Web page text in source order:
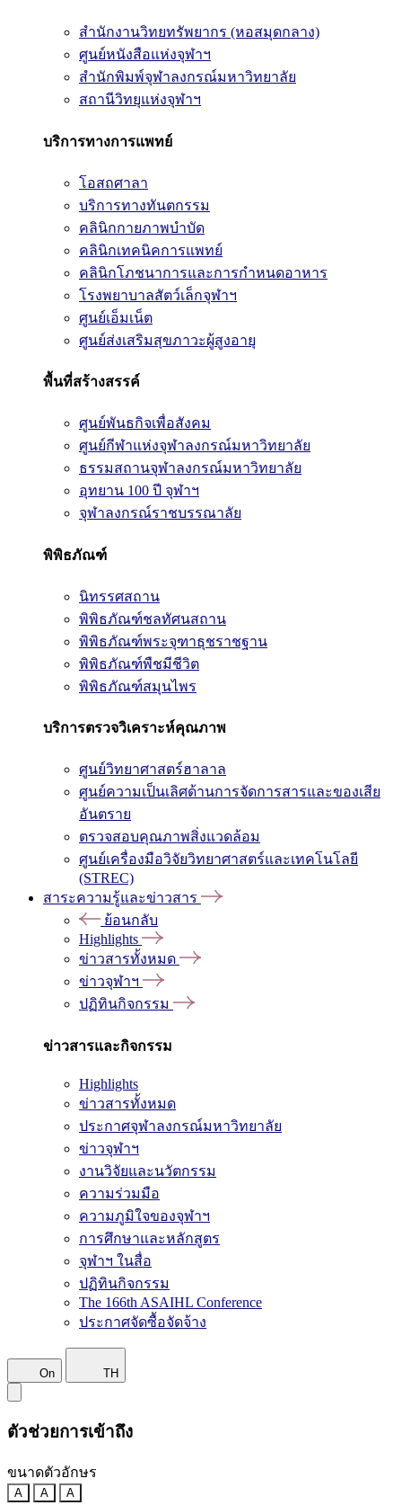
สำนักงานวิทยทรัพยากร (หอสมุดกลาง)
ศูนย์หนังสือแห่งจุฬาฯ
สำนักพิมพ์จุฬาลงกรณ์มหาวิทยาลัย
สถานีวิทยุแห่งจุฬาฯ
บริการทางการแพทย์
โอสถศาลา
บริการทางทันตกรรม
คลินิกกายภาพบำบัด
คลินิกเทคนิคการแพทย์
คลินิกโภชนาการและการกำหนดอาหาร
โรงพยาบาลสัตว์เล็กจุฬาฯ
ศูนย์เอ็มเน็ต
ศูนย์ส่งเสริมสุขภาวะผู้สูงอายุ
พื้นที่สร้างสรรค์
ศูนย์พันธกิจเพื่อสังคม
ศูนย์กีฬาแห่งจุฬาลงกรณ์มหาวิทยาลัย
ธรรมสถานจุฬาลงกรณ์มหาวิทยาลัย
อุทยาน 100 ปี จุฬาฯ
จุฬาลงกรณ์ราชบรรณาลัย
พิพิธภัณฑ์
นิทรรศสถาน
พิพิธภัณฑ์ชลทัศนสถาน
พิพิธภัณฑ์พระจุฑาธุชราชฐาน
พิพิธภัณฑ์พืชมีชีวิต
พิพิธภัณฑ์สมุนไพร
บริการตรวจวิเคราะห์คุณภาพ
ศูนย์วิทยาศาสตร์ฮาลาล
ศูนย์ความเป็นเลิศด้านการจัดการสารและของเสีย
อันตราย
ตรวจสอบคุณภาพสิ่งแวดล้อม
ศูนย์เครื่องมือวิจัยวิทยาศาสตร์และเทคโนโลยี
(STREC)
สาระความรู้และข่าวสาร
ย้อนกลับ
Highlights
ข่าวสารทั้งหมด
ข่าวจุฬาฯ
ปฏิทินกิจกรรม
ข่าวสารและกิจกรรม
Highlights
ข่าวสารทั้งหมด
ประกาศจุฬาลงกรณ์มหาวิทยาลัย
ข่าวจุฬาฯ
งานวิจัยและนวัตกรรม
ความร่วมมือ
ความภูมิใจของจุฬาฯ
การศึกษาและหลักสูตร
จุฬาฯ ในสื่อ
ปฏิทินกิจกรรม
The 166th ASAIHL Conference
ประกาศจัดซื้อจัดจ้าง
On TH
ตัวช่วยการเข้าถึง
ขนาดตัวอักษร
A A A